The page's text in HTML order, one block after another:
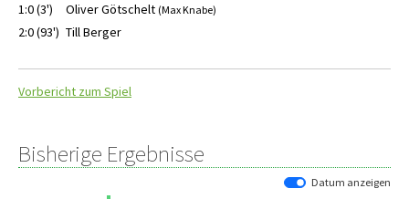
1:0 (3') Oliver Götschelt (Max Knabe)
2:0 (93') Till Berger
Vorbericht zum Spiel
Bisherige Ergebnisse
Datum anzeigen